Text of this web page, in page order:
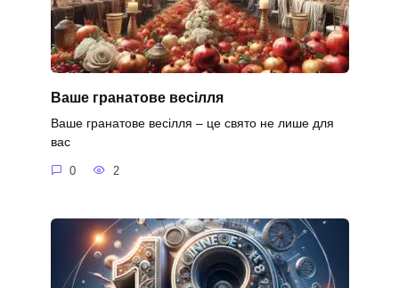
Ваше гранатове весілля
Ваше гранатове весілля – це свято не лише для
вас
0 2